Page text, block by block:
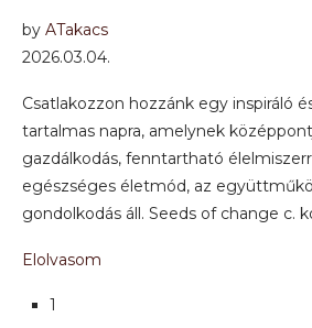
by ATakacs
2026.03.04.
Csatlakozzon hozzánk egy inspiráló
tartalmas napra, amelynek
gazdálkodás, fenntartható
egészséges életmód, az
gondolkodás áll. Seeds of change c.
Elolvasom
1